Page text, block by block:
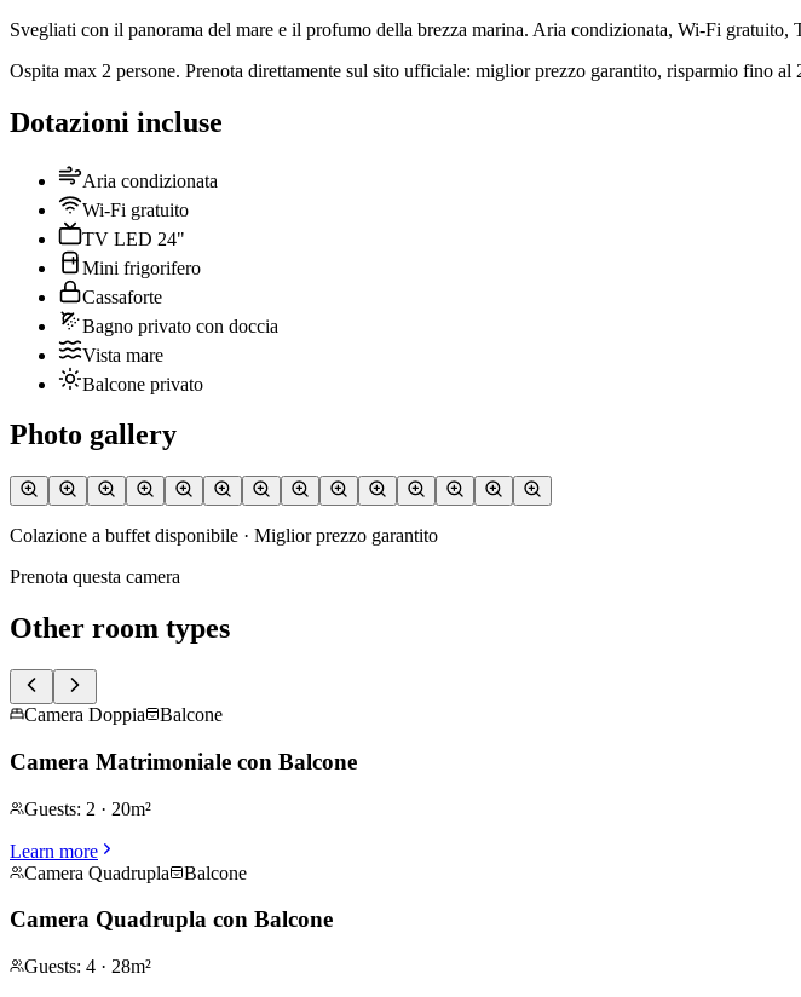
Svegliati con il panorama del mare e il profumo della brezza marina. Aria condizionata, Wi-Fi
Ospita max 2 persone. Prenota direttamente sul sito ufficiale: miglior prezzo garantito, risparmio fino
Dotazioni incluse
Aria condizionata
Wi-Fi gratuito
TV LED 24"
Mini frigorifero
Cassaforte
Bagno privato con doccia
Vista mare
Balcone privato
Photo gallery
Colazione a buffet disponibile · Miglior prezzo garantito
Prenota questa camera
Other room types
Camera Doppia Balcone
Camera Matrimoniale con Balcone
Guests: 2 · 20m²
Learn more
Camera Quadrupla
Balcone
Camera Quadrupla con Balcone
Guests: 4 · 28m²